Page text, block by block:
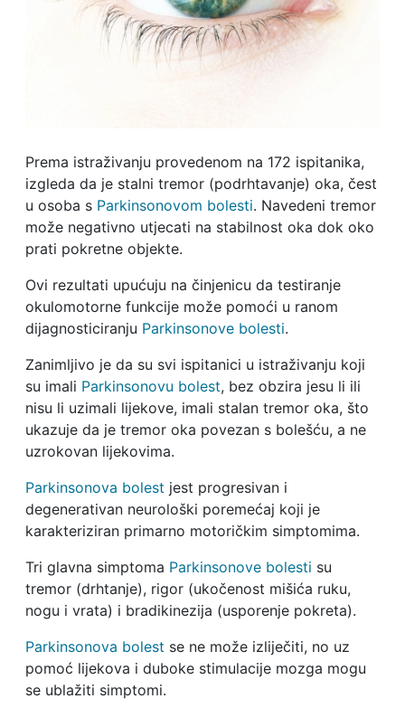
Prema istraživanju provedenom na 172 ispitanika,
izgleda da je stalni tremor (podrhtavanje) oka, čest
u osoba s Parkinsonovom bolesti. Navedeni tremor
može negativno utjecati na stabilnost oka dok oko
prati pokretne objekte.
Ovi rezultati upućuju na činjenicu da testiranje
okulomotorne funkcije može pomoći u ranom
dijagnosticiranju Parkinsonove bolesti.
Zanimljivo je da su svi ispitanici u istraživanju koji
su imali Parkinsonovu bolest, bez obzira jesu li ili
nisu li uzimali lijekove, imali stalan tremor oka, što
ukazuje da je tremor oka povezan s bolešću, a ne
uzrokovan lijekovima.
Parkinsonova bolest jest progresivan i
degenerativan neurološki poremećaj koji je
karakteriziran primarno motoričkim simptomima.
Tri glavna simptoma Parkinsonove bolesti su
tremor (drhtanje), rigor (ukočenost mišića ruku,
nogu i vrata) i bradikinezija (usporenje pokreta).
Parkinsonova bolest se ne može izliječiti, no uz
pomoć lijekova i duboke stimulacije mozga mogu
se ublažiti simptomi.